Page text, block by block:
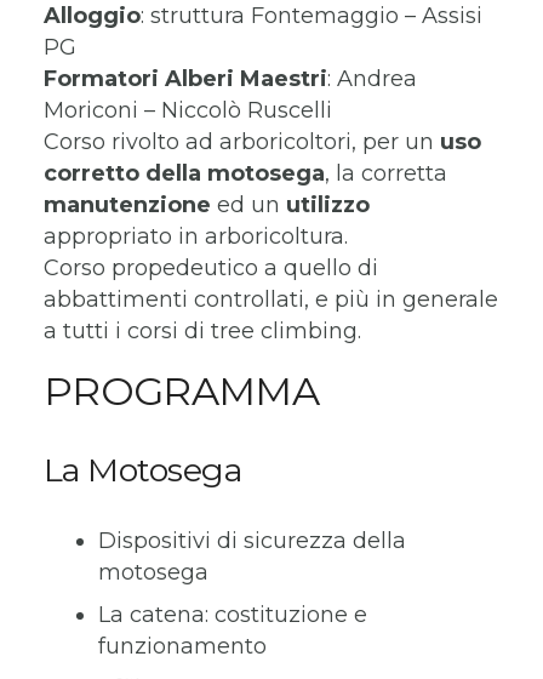
Alloggio: struttura Fontemaggio – Assisi
PG
Formatori Alberi Maestri: Andrea
Moriconi – Niccolò Ruscelli
Corso rivolto ad arboricoltori, per un uso
corretto della motosega, la corretta
manutenzione ed un utilizzo
appropriato in arboricoltura.
Corso propedeutico a quello di
abbattimenti controllati, e più in generale
a tutti i corsi di tree climbing.
PROGRAMMA
La Motosega
Dispositivi di sicurezza della
motosega
La catena: costituzione e
funzionamento